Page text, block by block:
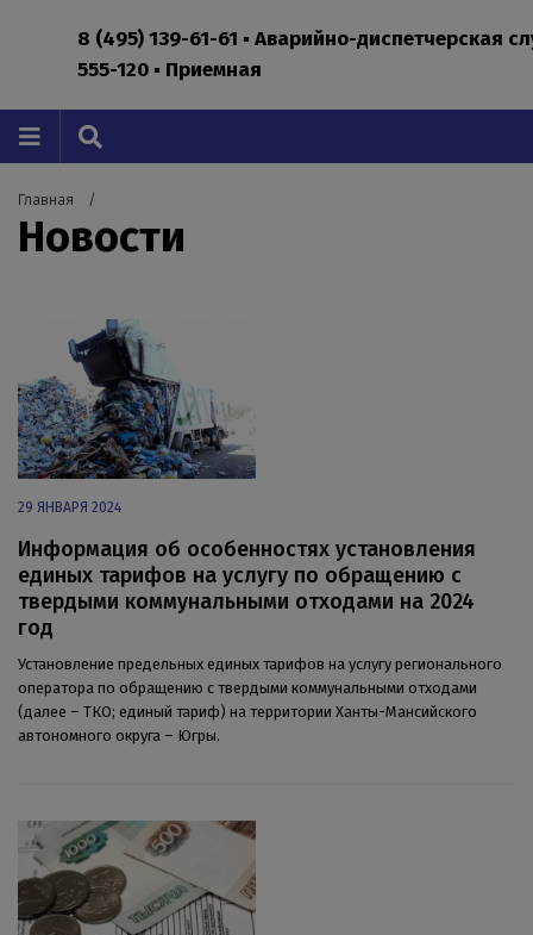
Главная
Новости
29 ЯНВАРЯ 2024
Информация об особенностях установления
единых тарифов на услугу по обращению с
твердыми коммунальными отходами на 2024
год
Установление предельных единых тарифов на услугу регионального
оператора по обращению с твердыми коммунальными отходами
(далее – ТКО; единый тариф) на территории Ханты-Мансийского
автономного округа – Югры.
8 (495) 139-61-61 ▪ Аварийно-диспетчерская
555-120 ▪ Приемная